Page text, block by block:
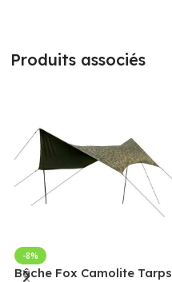
Produits associés
-8%
Bâche Fox Camolite Tarps